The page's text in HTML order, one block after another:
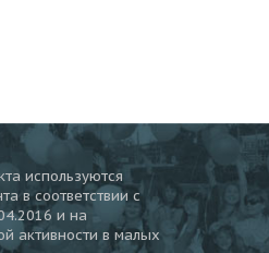
используются
в соответствии c
и на
активности в малых